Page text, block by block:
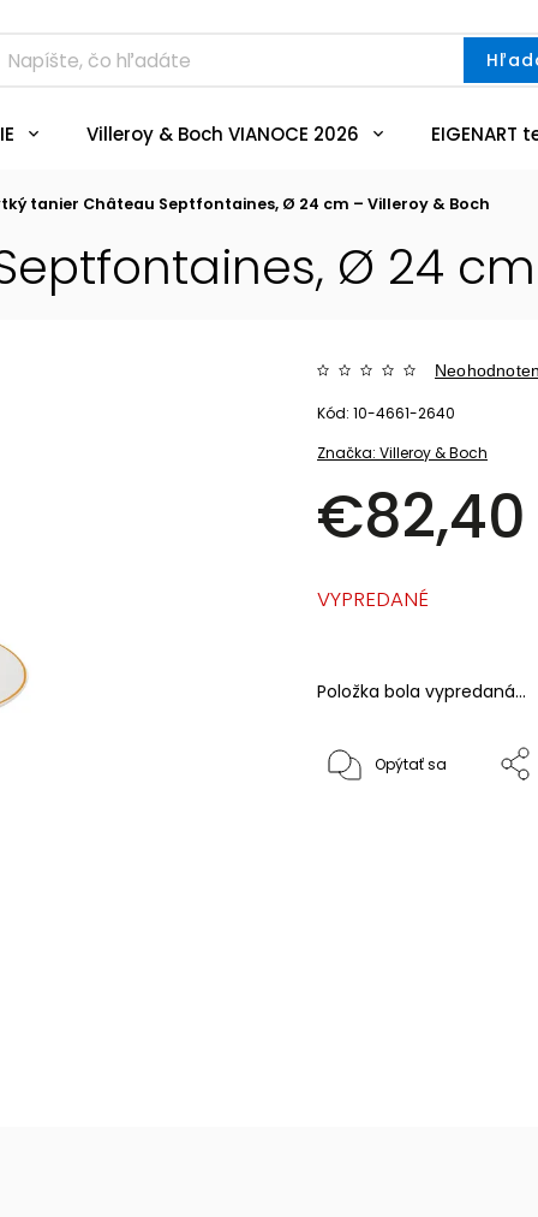
Villeroy & Boch VIANOCE 2026 EIGENART
tanier Château Septfontaines, Ø 24 cm – Villeroy & Boch
Ø 24
Značka:Villeroy & Boch
€82,40
Kód: 10-4661-2640
Položka bola vypredaná…
VYPREDANÉ
Opýtať sa